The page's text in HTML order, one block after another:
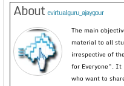
About evirtualguru_ajaygour
The main
material to all
irrespective of
for Everyone”. It
who want to